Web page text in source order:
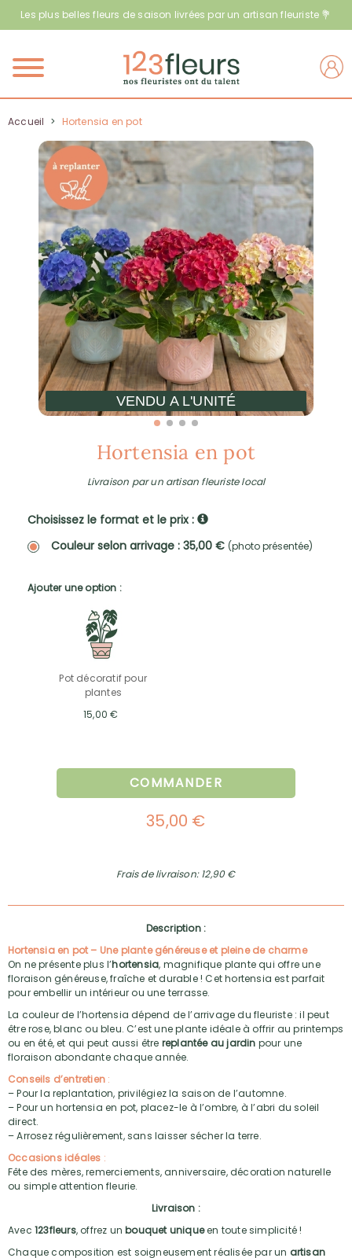
Les plus belles fleurs de saison livrées par un artisan fleuriste 💐
Menu
Accueil > Hortensia en pot
VENDU A L'UNITÉ
Hortensia en pot
Livraison par un artisan fleuriste local
Choisissez le format et le prix :
Couleur selon arrivage : 35,00 € (photo présentée)
Ajouter une option :
Pot décoratif pour
plantes
15,00 €
COMMANDER
35,00 €
Frais de livraison: 12,90 €
Description :
Hortensia en pot – Une plante généreuse et pleine de charme
On ne présente plus l’hortensia, magnifique plante qui offre une
floraison généreuse, fraîche et durable ! Cet hortensia est parfait
pour embellir un intérieur ou une terrasse.
La couleur de l’hortensia dépend de l’arrivage du fleuriste : il peut
être rose, blanc ou bleu. C’est une plante idéale à offrir au printemps
ou en été, et qui peut aussi être replantée au jardin pour une
floraison abondante chaque année.
Conseils d’entretien :
– Pour la replantation, privilégiez la saison de l’automne.
– Pour un hortensia en pot, placez-le à l’ombre, à l’abri du soleil
direct.
– Arrosez régulièrement, sans laisser sécher la terre.
Occasions idéales :
Fête des mères, remerciements, anniversaire, décoration naturelle
ou simple attention fleurie.
Livraison :
Avec 123fleurs, offrez unbouquet uniqueen toute simplicité !
Chaque composition est soigneusement réalisée par un artisan